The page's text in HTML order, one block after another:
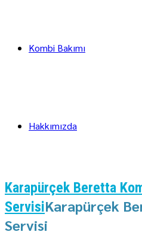
Kombi Bakımı
Hakkımızda
Karapürçek Beretta
ServisiKarapürçek
Servisi